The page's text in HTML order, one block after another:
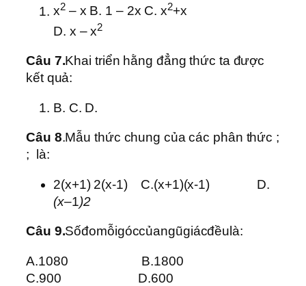
x2– x B. 1 – 2x C. x2+x
D. x – x2
Câu 7.Khai triển hằng đẳng thức ta được
kết quả:
B. C. D.
Câu 8.Mẫu thức chung của các phân thức ;
; là:
2(x+1) 2(x-1) C.(x+1)(x-1) D.
(x–1)2
Câu 9.Sốđomỗigóccủangũgiácđềulà:
A.1080 B.1800
C.900 D.600